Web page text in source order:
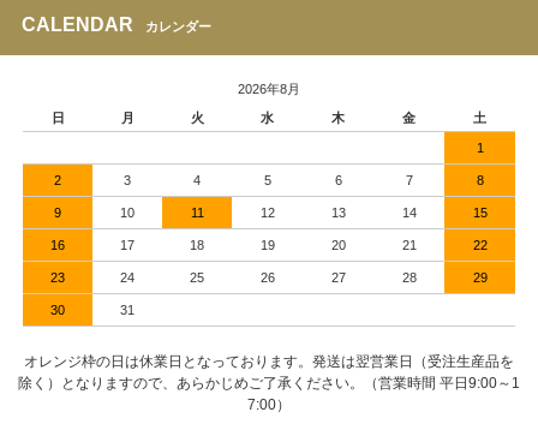
CALENDAR カレンダー
2026年8月
日
月 火 水 木 金 土
1
2 3 4 5 6 7 8
9 10 11 12 13 14 15
16 17 18 19 20 21 22
23 24 25 26 27 28 29
30 31
オレンジ枠の日は休業日となっております。発送は翌営業日（受注生産品を
除く）となりますので、あらかじめご了承ください。（営業時間 平日9:00～1
7:00）